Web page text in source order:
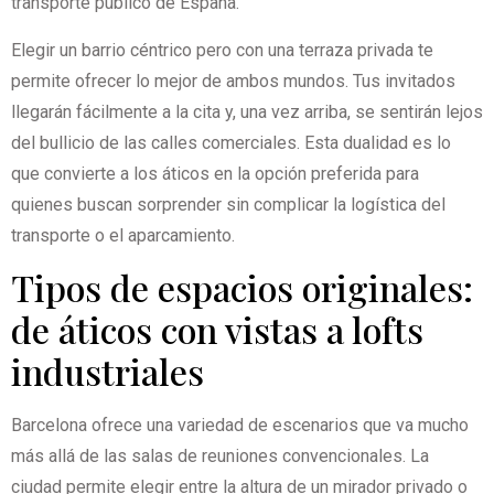
Elegir un barrio céntrico pero con una terraza privada te
permite ofrecer lo mejor de ambos mundos. Tus invitados
llegarán fácilmente a la cita y, una vez arriba, se sentirán lejos
del bullicio de las calles comerciales. Esta dualidad es lo
que convierte a los áticos en la opción preferida para
quienes buscan sorprender sin complicar la logística del
transporte o el aparcamiento.
Tipos de espacios originales:
de áticos con vistas a lofts
industriales
Barcelona ofrece una variedad de escenarios que va mucho
más allá de las salas de reuniones convencionales. La
ciudad permite elegir entre la altura de un mirador privado o